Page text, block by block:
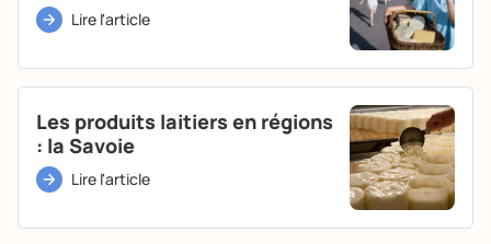
Lire l'article
Les produits laitiers en régions
: la Savoie
Lire l'article